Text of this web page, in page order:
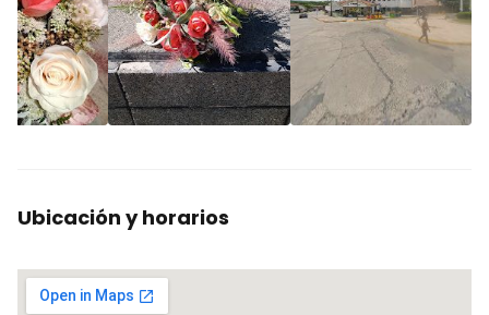
Ubicación y horarios